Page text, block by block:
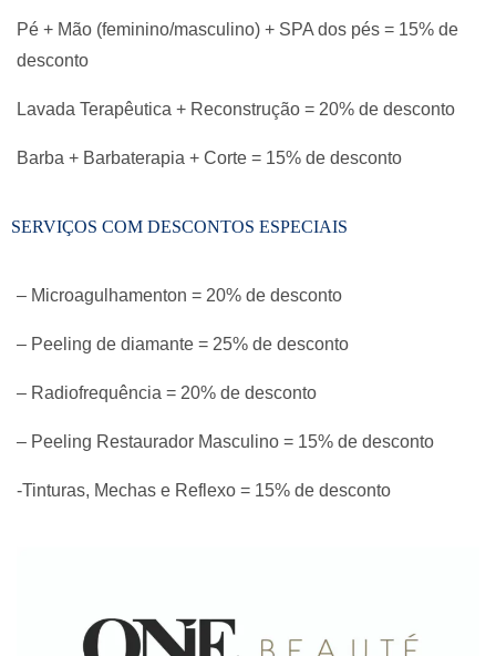
Pé + Mão (feminino/masculino) + SPA dos pés = 15% de
desconto
Lavada Terapêutica + Reconstrução = 20% de desconto
Barba + Barbaterapia + Corte = 15% de desconto
SERVIÇOS COM DESCONTOS ESPECIAIS
– Microagulhamenton = 20% de desconto
– Peeling de diamante = 25% de desconto
– Radiofrequência = 20% de desconto
– Peeling Restaurador Masculino = 15% de desconto
-Tinturas, Mechas e Reflexo = 15% de desconto